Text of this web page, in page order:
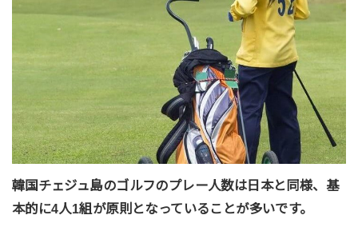
韓国チェジュ島のゴルフのプレー人数は日本と同様、基
本的に4人1組が原則となっていることが多いです。